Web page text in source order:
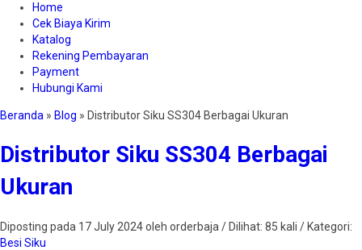
Home
Cek Biaya Kirim
Katalog
Rekening Pembayaran
Payment
Hubungi Kami
Beranda » Blog » Distributor Siku SS304 Berbagai Ukuran
Distributor Siku SS304 Berbagai
Ukuran
Diposting pada 17 July 2024 oleh orderbaja / Dilihat: 85 kali / Kategori:
Besi Siku